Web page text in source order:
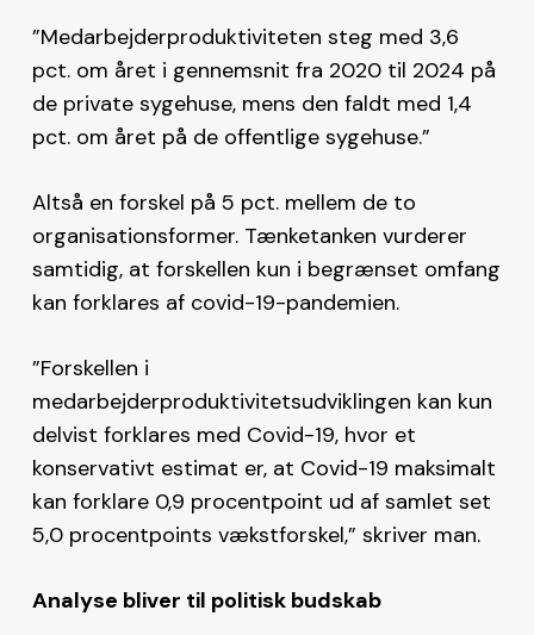
”Medarbejderproduktiviteten steg med 3,6
pct. om året i gennemsnit fra 2020 til 2024 på
de private sygehuse, mens den faldt med 1,4
pct. om året på de offentlige sygehuse.”
Altså en forskel på 5 pct. mellem de to
organisationsformer. Tænketanken vurderer
samtidig, at forskellen kun i begrænset omfang
kan forklares af covid-19-pandemien.
”Forskellen i
medarbejderproduktivitetsudviklingen kan kun
delvist forklares med Covid-19, hvor et
konservativt estimat er, at Covid-19 maksimalt
kan forklare 0,9 procentpoint ud af samlet set
5,0 procentpoints vækstforskel,” skriver man.
Analyse bliver til politisk budskab